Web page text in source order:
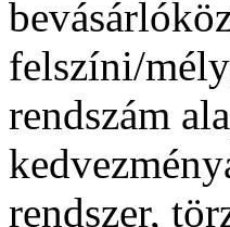
felszíni/
rendszám
rendszer,